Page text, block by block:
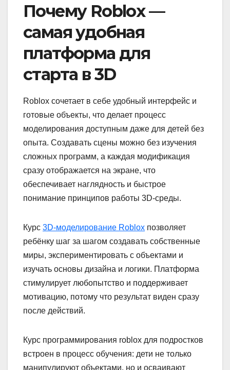
Почему Roblox —
самая удобная
платформа для
старта в 3D
Roblox сочетает в себе удобный интерфейс и
готовые объекты, что делает процесс
моделирования доступным даже для детей без
опыта. Создавать сцены можно без изучения
сложных программ, а каждая модификация
сразу отображается на экране, что
обеспечивает наглядность и быстрое
понимание принципов работы 3D-среды.
Курс 3D-моделирование Roblox позволяет
ребёнку шаг за шагом создавать собственные
миры, экспериментировать с объектами и
изучать основы дизайна и логики. Платформа
стимулирует любопытство и поддерживает
мотивацию, потому что результат виден сразу
после действий.
Курс программирования roblox для подростков
встроен в процесс обучения: дети не только
манипулируют объектами, но и осваивают